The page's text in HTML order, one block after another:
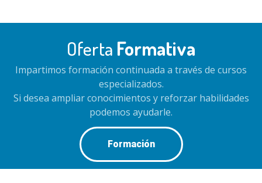
Oferta Formativa
Impartimos formación continuada a través de cursos
especializados.
Si desea ampliar conocimientos y reforzar habilidades
podemos ayudarle.
Formación